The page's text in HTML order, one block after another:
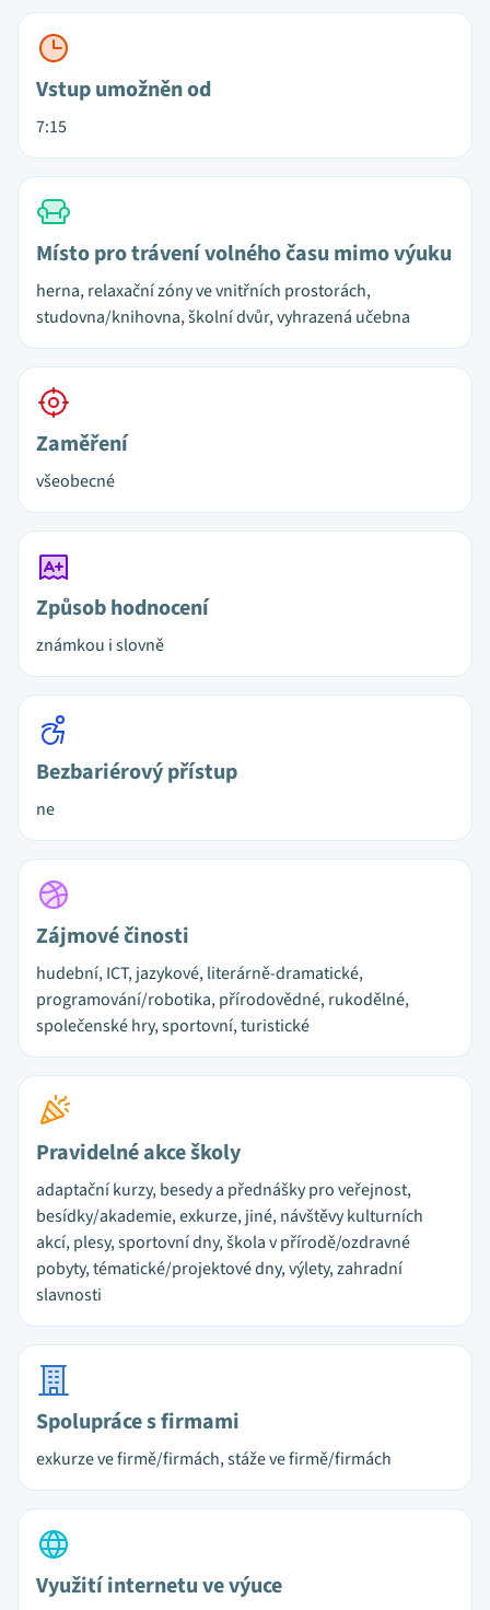
Vstup umožněn od
7:15
Místo pro trávení volného času mimo výuku
herna, relaxační zóny ve vnitřních prostorách,
studovna/knihovna, školní dvůr, vyhrazená učebna
Zaměření
všeobecné
Způsob hodnocení
známkou i slovně
Bezbariérový přístup
ne
Zájmové činosti
hudební, ICT, jazykové, literárně-dramatické,
programování/robotika, přírodovědné, rukodělné,
společenské hry, sportovní, turistické
Pravidelné akce školy
adaptační kurzy, besedy a přednášky pro veřejnost,
besídky/akademie, exkurze, jiné, návštěvy kulturních
akcí, plesy, sportovní dny, škola v přírodě/ozdravné
pobyty, tématické/projektové dny, výlety, zahradní
slavnosti
Spolupráce s firmami
exkurze ve firmě/firmách, stáže ve firmě/firmách
Využití internetu ve výuce